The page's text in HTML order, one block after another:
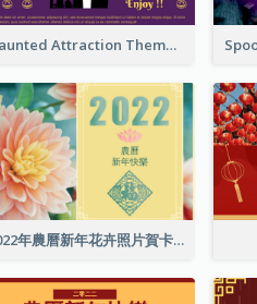
Haunted Attraction Themed Halloween Card
2022年農曆新年花卉照片賀卡